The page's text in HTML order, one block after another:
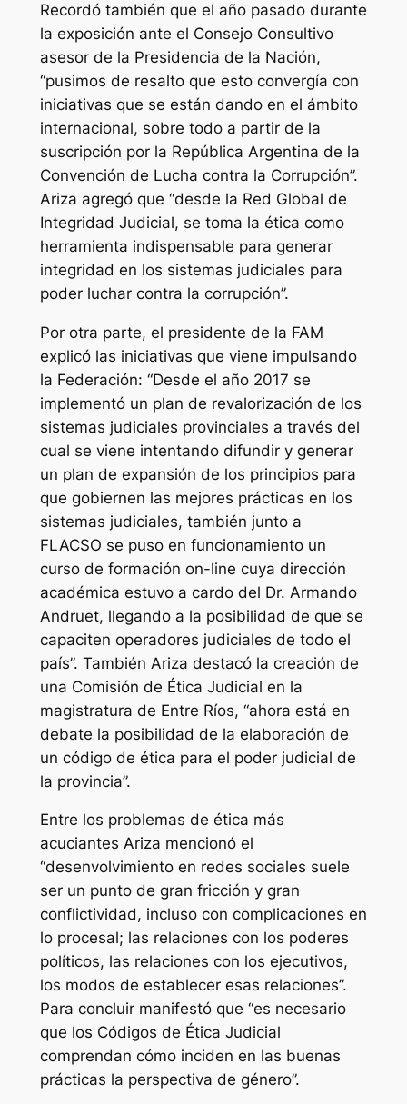
Recordó también que el año pasado durante
la exposición ante el Consejo Consultivo
asesor de la Presidencia de la Nación,
“pusimos de resalto que esto convergía con
iniciativas que se están dando en el ámbito
internacional, sobre todo a partir de la
suscripción por la República Argentina de la
Convención de Lucha contra la Corrupción”.
Ariza agregó que “desde la Red Global de
Integridad Judicial, se toma la ética como
herramienta indispensable para generar
integridad en los sistemas judiciales para
poder luchar contra la corrupción”.
Por otra parte, el presidente de la FAM
explicó las iniciativas que viene impulsando
la Federación: “Desde el año 2017 se
implementó un plan de revalorización de los
sistemas judiciales provinciales a través del
cual se viene intentando difundir y generar
un plan de expansión de los principios para
que gobiernen las mejores prácticas en los
sistemas judiciales, también junto a
FLACSO se puso en funcionamiento un
curso de formación on-line cuya dirección
académica estuvo a cardo del Dr. Armando
Andruet, llegando a la posibilidad de que se
capaciten operadores judiciales de todo el
país”. También Ariza destacó la creación de
una Comisión de Ética Judicial en la
magistratura de Entre Ríos, “ahora está en
debate la posibilidad de la elaboración de
un código de ética para el poder judicial de
la provincia”.
Entre los problemas de ética más
acuciantes Ariza mencionó el
“desenvolvimiento en redes sociales suele
ser un punto de gran fricción y gran
conflictividad, incluso con complicaciones en
lo procesal; las relaciones con los poderes
políticos, las relaciones con los ejecutivos,
los modos de establecer esas relaciones”.
Para concluir manifestó que “es necesario
que los Códigos de Ética Judicial
comprendan cómo inciden en las buenas
prácticas la perspectiva de género”.